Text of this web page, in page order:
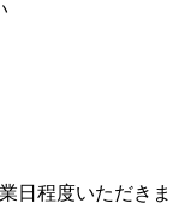
日程度いただきま